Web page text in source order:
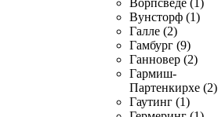
Ворпсведе (1)
Вунсторф (1)
Галле (2)
Гамбург (9)
Ганновер (2)
Гармиш-
Партенкирхе (2)
Гаутинг (1)